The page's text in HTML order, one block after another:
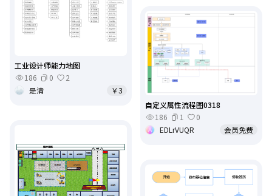
工业设计师能力地图
186
0
2
是清
￥3
自定义属性流程图0318
186
1
0
EDLrVUQR
会员免费